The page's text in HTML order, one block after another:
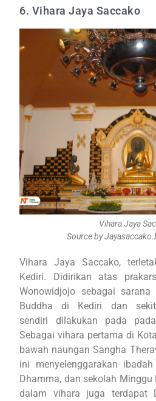
6. Vihara Jaya Saccako
Vihara Jaya
Source by
Vihara Jaya Saccako,
Kediri. Didirikan atas
Wonowidjojo sebagai
Buddha di Kediri dan
sendiri dilakukan pada
Sebagai vihara pertama di
bawah naungan Sangha
ini menyelenggarakan
Dhamma, dan sekolah Minggu
dalam vihara juga terdapat